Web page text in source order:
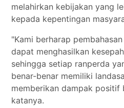
melahirkan kebijakan yang
kepada kepentingan
"Kami berharap
dapat menghasilkan
sehingga setiap ranperda
benar-benar memiliki
memberikan dampak positif
katanya.